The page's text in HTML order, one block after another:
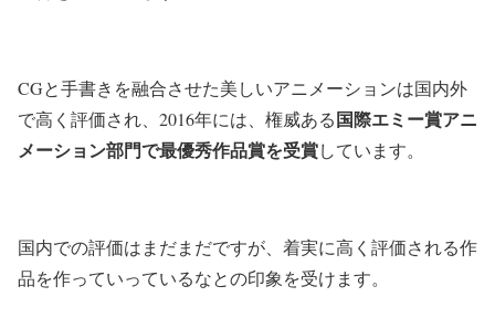
CGと手書きを融合させた美しいアニメーションは国内外
で高く評価され、2016年には、権威ある国際エミー賞アニ
メーション部門で最優秀作品賞を受賞しています。
国内での評価はまだまだですが、着実に高く評価される作
品を作っていっているなとの印象を受けます。